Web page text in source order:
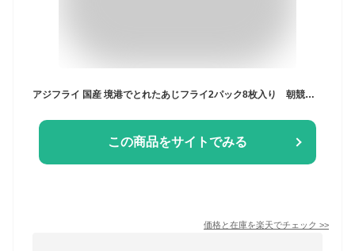
アジフライ 国産 境港でとれたあじフライ2パック8枚入り 朝競 アジフライ 境港 あじ あじフライ 鳥取県 境港市 おつまみに お弁当に おかず 逸品 4枚入り×2P 【YouTube】
この商品をサイトでみる
価格と在庫を楽天でチェック >>